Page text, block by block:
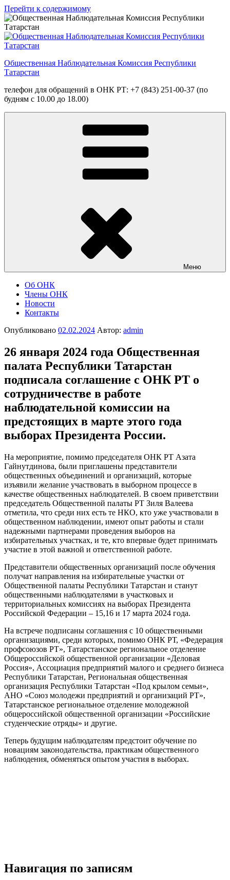
Перейти к содержимому
Общественная Наблюдательная Комиссия Республики
Татарстан
телефон для обращений в ОНК РТ: +7 (843) 251-00-37 (по
будням с 10.00 до 18.00)
Меню
Об ОНК
Члены ОНК
Новости
Контакты
Опубликовано 02.02.2024 Автор: admin
26 января 2024 года Общественная
палата Республики Татарстан
подписала соглашение с ОНК РТ о
сотрудничестве в работе
наблюдательной комиссии на
предстоящих в марте этого года
выборах Президента России.
На мероприятие, помимо председателя ОНК РТ Азата
Гайнутдинова, были приглашены представители
общественных объединений и организаций, которые
изъявили желание участвовать в выборном процессе в
качестве общественных наблюдателей. В своем приветствии
председатель Общественной палаты РТ Зиля Валеева
отметила, что среди них есть те НКО, кто уже участвовали в
общественном наблюдении, имеют опыт работы и стали
надежными партнерами проведения выборов на
избирательных участках, и те, кто впервые будет принимать
участие в этой важной и ответственной работе.
Представители общественных организаций после обучения
получат направления на избирательные участки от
Общественной палаты Республики Татарстан и станут
общественными наблюдателями в участковых и
территориальных комиссиях на выборах Президента
Российской Федерации – 15,16 и 17 марта 2024 года.
На встрече подписаны соглашения с 10 общественными
организациями, среди которых, помимо ОНК РТ, «Федерация
профсоюзов РТ», Татарстанское региональное отделение
Общероссийской общественной организации «Деловая
Россия», Ассоциация предприятий малого и среднего бизнеса
Республики Татарстан, Региональная общественная
организация Республики Татарстан «Под крылом семьи»,
АНО «Союз молодежи предприятий и организаций РТ»,
Татарстанское региональное отделение молодежной
общероссийской общественной организации «Российские
студенческие отряды» и другие.
Теперь будущим наблюдателям предстоит обучение по
новациям законодательства, практикам общественного
наблюдения, обменяться опытом участия в выборах.
Навигация по записям